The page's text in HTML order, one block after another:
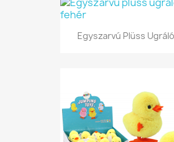
Egyszarvú Plüss